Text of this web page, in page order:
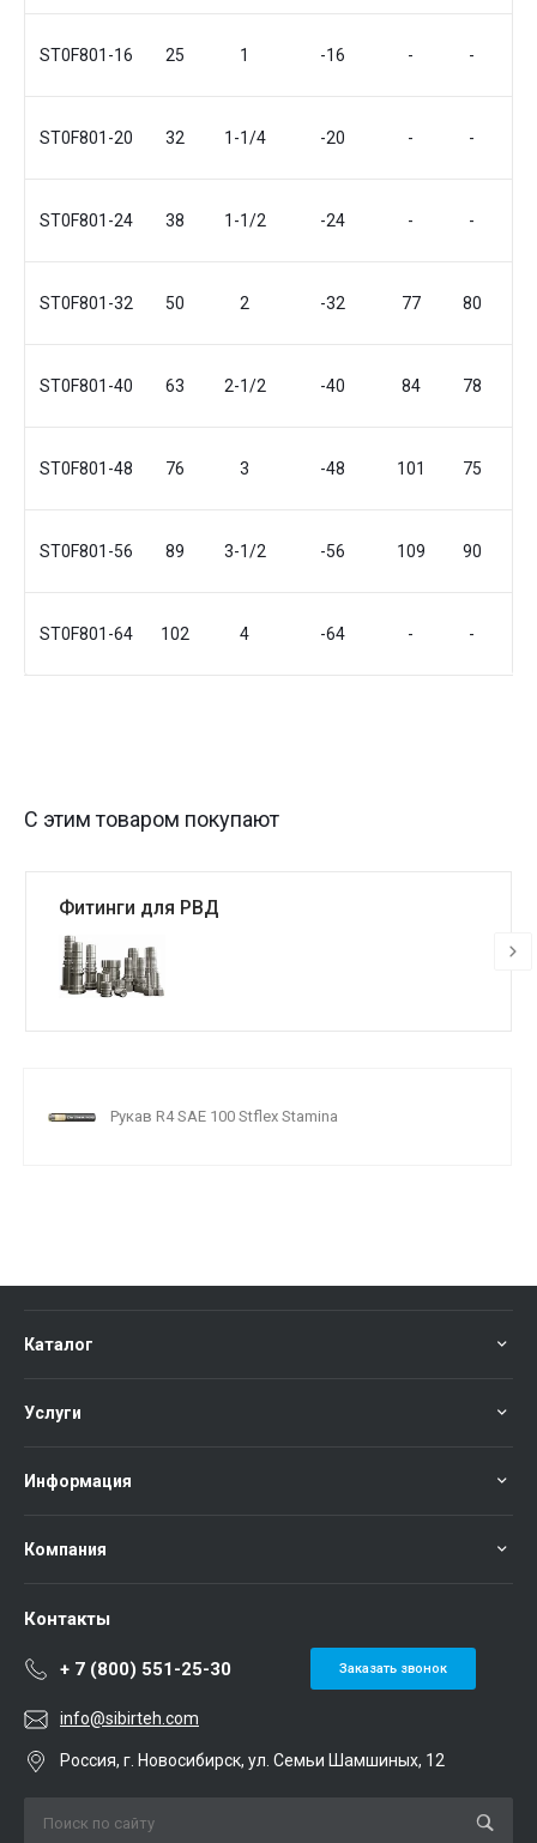
ST0F801-16 25 1 -16 - -
ST0F801-20 32 1-1/4 -20 - -
ST0F801-24 38 1-1/2 -24 - -
ST0F801-32 50 2 -32 77 80
ST0F801-40 63 2-1/2 -40 84 78
ST0F801-48 76 3 -48 101 75
ST0F801-56 89 3-1/2 -56 109 90
ST0F801-64 102 4 -64 - -
С этим товаром покупают
Фитинги для РВД
Рукав R4 SAE 100 Stflex Stamina
Каталог
Услуги
Информация
Компания
Контакты
+ 7 (800) 551-25-30 Заказать звонок
info@sibirteh.com
Россия, г. Новосибирск, ул. Семьи Шамшиных, 12